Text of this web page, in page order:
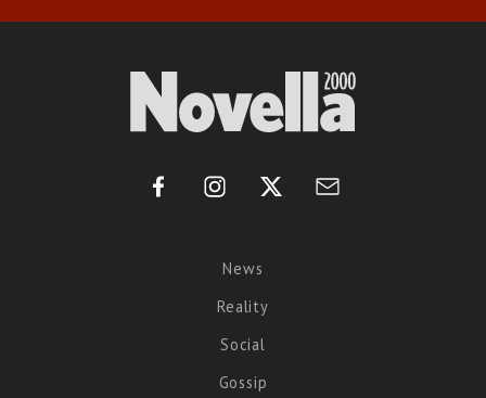
News
Reality
Social
Gossip